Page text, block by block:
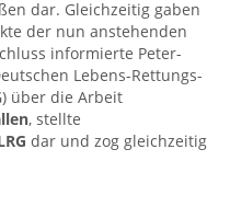
dar. Gleichzeitig gaben
der nun anstehenden
informierte Peter-
Lebens-Rettungs-
über die Arbeit
, stellte
dar und zog gleichzeitig